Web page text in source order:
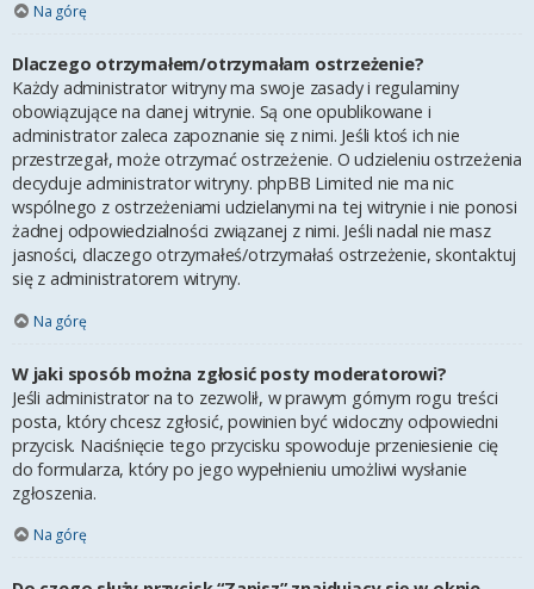
Na górę
Dlaczego otrzymałem/otrzymałam ostrzeżenie?
Każdy administrator witryny ma swoje zasady i regulaminy
obowiązujące na danej witrynie. Są one opublikowane i
administrator zaleca zapoznanie się z nimi. Jeśli ktoś ich nie
przestrzegał, może otrzymać ostrzeżenie. O udzieleniu ostrzeżenia
decyduje administrator witryny. phpBB Limited nie ma nic
wspólnego z ostrzeżeniami udzielanymi na tej witrynie i nie ponosi
żadnej odpowiedzialności związanej z nimi. Jeśli nadal nie masz
jasności, dlaczego otrzymałeś/otrzymałaś ostrzeżenie, skontaktuj
się z administratorem witryny.
Na górę
W jaki sposób można zgłosić posty moderatorowi?
Jeśli administrator na to zezwolił, w prawym górnym rogu treści
posta, który chcesz zgłosić, powinien być widoczny odpowiedni
przycisk. Naciśnięcie tego przycisku spowoduje przeniesienie cię
do formularza, który po jego wypełnieniu umożliwi wysłanie
zgłoszenia.
Na górę